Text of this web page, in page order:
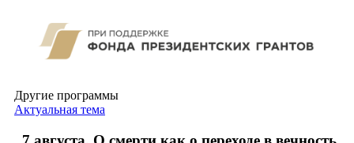
Другие программы
Актуальная тема